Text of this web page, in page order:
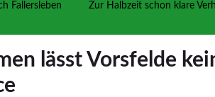
Fallersleben Zur Halbzeit schon klare
lässt Vorsfelde